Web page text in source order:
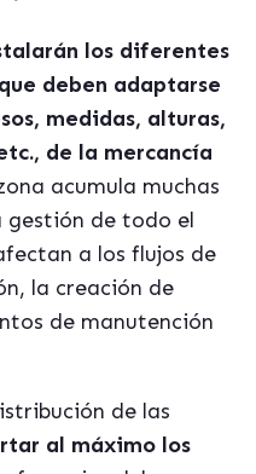
los diferentes
deben adaptarse
medidas, alturas,
de la mercancía
acumula muchas
gestión de todo el
a los flujos de
la creación de
de manutención
de las
al máximo los